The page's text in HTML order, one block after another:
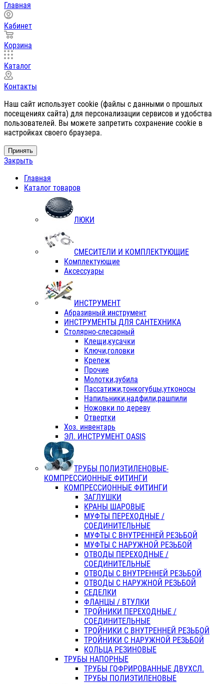
Главная
Кабинет
Корзина
Каталог
Контакты
Наш сайт использует cookie (файлы с данными о прошлых
посещениях сайта) для персонализации сервисов и удобства
пользователей. Вы можете запретить сохранение cookie в
настройках своего браузера.
Принять
Закрыть
Главная
Каталог товаров
ЛЮКИ
СМЕСИТЕЛИ И КОМПЛЕКТУЮЩИЕ
Комплектующие
Аксессуары
ИНСТРУМЕНТ
Абразивный инструмент
ИНСТРУМЕНТЫ ДЛЯ САНТЕХНИКА
Столярно-слесарный
Клещи,кусачки
Ключи,головки
Крепеж
Прочие
Молотки,зубила
Пассатижи,тонкогубцы,утконосы
Напильники,надфили,рашпили
Ножовки по дереву
Отвертки
Хоз. инвентарь
ЭЛ. ИНСТРУМЕНТ OASIS
ТРУБЫ ПОЛИЭТИЛЕНОВЫЕ-
КОМПРЕССИОННЫЕ ФИТИНГИ
КОМПРЕССИОННЫЕ ФИТИНГИ
ЗАГЛУШКИ
КРАНЫ ШАРОВЫЕ
МУФТЫ ПЕРЕХОДНЫЕ /
СОЕДИНИТЕЛЬНЫЕ
МУФТЫ С ВНУТРЕННЕЙ РЕЗЬБОЙ
МУФТЫ С НАРУЖНОЙ РЕЗЬБОЙ
ОТВОДЫ ПЕРЕХОДНЫЕ /
СОЕДИНИТЕЛЬНЫЕ
ОТВОДЫ С ВНУТРЕННЕЙ РЕЗЬБОЙ
ОТВОДЫ С НАРУЖНОЙ РЕЗЬБОЙ
СЕДЕЛКИ
ФЛАНЦЫ / ВТУЛКИ
ТРОЙНИКИ ПЕРЕХОДНЫЕ /
СОЕДИНИТЕЛЬНЫЕ
ТРОЙНИКИ С ВНУТРЕННЕЙ РЕЗЬБОЙ
ТРОЙНИКИ С НАРУЖНОЙ РЕЗЬБОЙ
КОЛЬЦА РЕЗИНОВЫЕ
ТРУБЫ НАПОРНЫЕ
ТРУБЫ ГОФРИРОВАННЫЕ ДВУХСЛ.
ТРУБЫ ПОЛИЭТИЛЕНОВЫЕ